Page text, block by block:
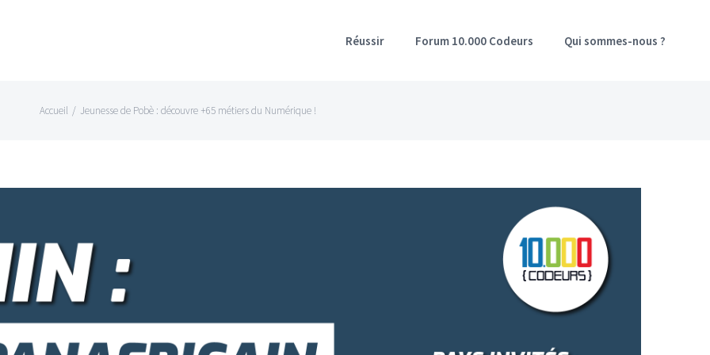
Réussir Forum 10.000 Codeurs Qui sommes-nous ?
Accueil / Jeunesse de Pobè : découvre +65 métiers du Numérique !